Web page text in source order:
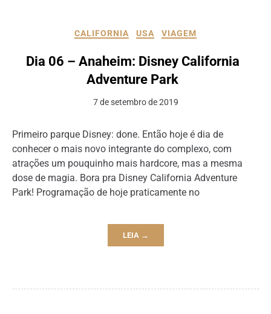
CALIFORNIA USA VIAGEM
Dia 06 – Anaheim: Disney California
Adventure Park
7 de setembro de 2019
Primeiro parque Disney: done. Então hoje é dia de
conhecer o mais novo integrante do complexo, com
atrações um pouquinho mais hardcore, mas a mesma
dose de magia. Bora pra Disney California Adventure
Park! Programação de hoje praticamente no
LEIA →